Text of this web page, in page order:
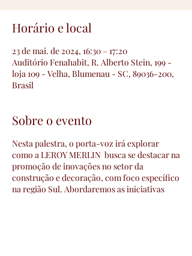
Horário e local
23 de mai. de 2024, 16:30 – 17:20
Auditório Fenahabit, R. Alberto Stein, 199 -
loja 109 - Velha, Blumenau - SC, 89036-200,
Brasil
Sobre o evento
Nesta palestra, o porta-voz irá explorar
como a LEROY MERLIN busca se destacar na
promoção de inovações no setor da
construção e decoração, com foco específico
na região Sul. Abordaremos as iniciativas